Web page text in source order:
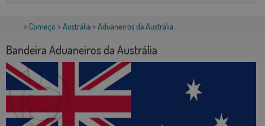
> Começo > Austrália> Aduaneiros da Austrália
Bandeira Aduaneiros da Austrália